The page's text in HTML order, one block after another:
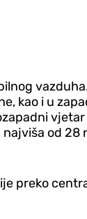
kao i u
od
preko